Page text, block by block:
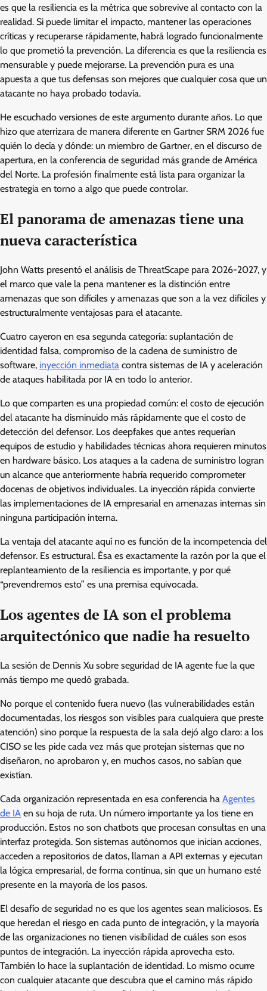
es que la resiliencia es la métrica que sobrevive al contacto con la
realidad. Si puede limitar el impacto, mantener las operaciones
críticas y recuperarse rápidamente, habrá logrado funcionalmente
lo que prometió la prevención. La diferencia es que la resiliencia es
mensurable y puede mejorarse. La prevención pura es una
apuesta a que tus defensas son mejores que cualquier cosa que un
atacante no haya probado todavía.
He escuchado versiones de este argumento durante años. Lo que
hizo que aterrizara de manera diferente en Gartner SRM 2026 fue
quién lo decía y dónde: un miembro de Gartner, en el discurso de
apertura, en la conferencia de seguridad más grande de América
del Norte. La profesión finalmente está lista para organizar la
estrategia en torno a algo que puede controlar.
El panorama de amenazas tiene una
nueva característica
John Watts presentó el análisis de ThreatScape para 2026-2027, y
el marco que vale la pena mantener es la distinción entre
amenazas que son difíciles y amenazas que son a la vez difíciles y
estructuralmente ventajosas para el atacante.
Cuatro cayeron en esa segunda categoría: suplantación de
identidad falsa, compromiso de la cadena de suministro de
software, inyección inmediata contra sistemas de IA y aceleración
de ataques habilitada por IA en todo lo anterior.
Lo que comparten es una propiedad común: el costo de ejecución
del atacante ha disminuido más rápidamente que el costo de
detección del defensor. Los deepfakes que antes requerían
equipos de estudio y habilidades técnicas ahora requieren minutos
en hardware básico. Los ataques a la cadena de suministro logran
un alcance que anteriormente habría requerido comprometer
docenas de objetivos individuales. La inyección rápida convierte
las implementaciones de IA empresarial en amenazas internas sin
ninguna participación interna.
La ventaja del atacante aquí no es función de la incompetencia del
defensor. Es estructural. Ésa es exactamente la razón por la que el
replanteamiento de la resiliencia es importante, y por qué
“prevendremos esto” es una premisa equivocada.
Los agentes de IA son el problema
arquitectónico que nadie ha resuelto
La sesión de Dennis Xu sobre seguridad de IA agente fue la que
más tiempo me quedó grabada.
No porque el contenido fuera nuevo (las vulnerabilidades están
documentadas, los riesgos son visibles para cualquiera que preste
atención) sino porque la respuesta de la sala dejó algo claro: a los
CISO se les pide cada vez más que protejan sistemas que no
diseñaron, no aprobaron y, en muchos casos, no sabían que
existían.
Cada organización representada en esa conferencia ha Agentes
de IA en su hoja de ruta. Un número importante ya los tiene en
producción. Estos no son chatbots que procesan consultas en una
interfaz protegida. Son sistemas autónomos que inician acciones,
acceden a repositorios de datos, llaman a API externas y ejecutan
la lógica empresarial, de forma continua, sin que un humano esté
presente en la mayoría de los pasos.
El desafío de seguridad no es que los agentes sean maliciosos. Es
que heredan el riesgo en cada punto de integración, y la mayoría
de las organizaciones no tienen visibilidad de cuáles son esos
puntos de integración. La inyección rápida aprovecha esto.
También lo hace la suplantación de identidad. Lo mismo ocurre
con cualquier atacante que descubra que el camino más rápido